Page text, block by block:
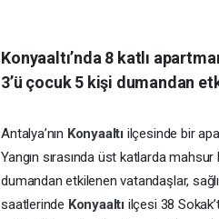
Konyaaltı’nda 8 katlı
3’ü çocuk 5 kişi dumandan
Antalya’nın Konyaaltı ilçesinde bir
Yangın sırasında üst katlarda
dumandan etkilenen vatandaşlar,
saatlerinde Konyaaltı ilçesi 38